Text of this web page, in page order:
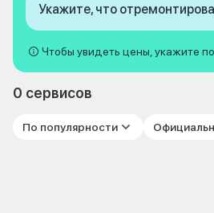
Укажите, что
Чтобы увидеть цены, укажите
0 сервисов
По популярности